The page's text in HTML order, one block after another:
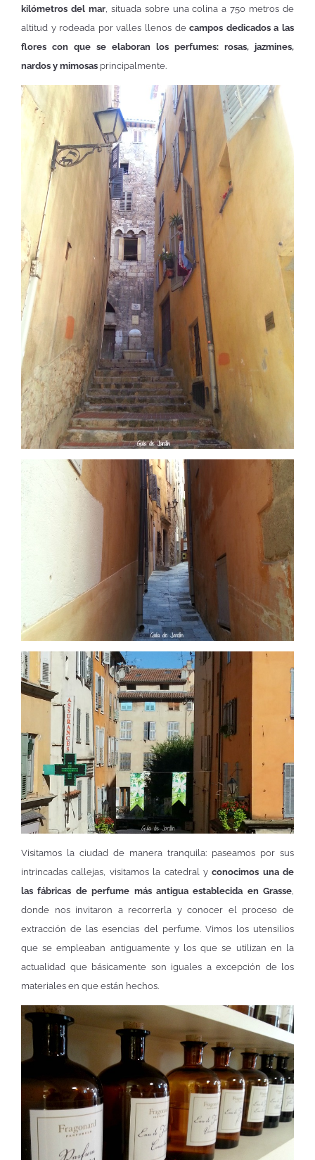
kilómetros del mar, situada sobre una colina a 750 metros de
altitud y rodeada por valles llenos decampos dedicados a las
flores con que se elaboran los perfumes: rosas, jazmines,
nardos y mimosas principalmente.
Visitamos la ciudad de manera tranquila: paseamos por sus
intrincadas callejas, visitamos la catedral yconocimos una de
las fábricas de perfume más antigua establecida en Grasse
donde nos invitaron a recorrerla y conocer el proceso de
extracción de las esencias del perfume. Vimos los utensilios
que se empleaban antiguamente y los que se utilizan en la
actualidad que básicamente son iguales a excepción de los
materiales en que están hechos.